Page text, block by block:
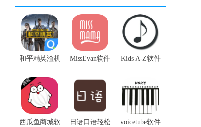
和平精英渣机
MissEvan软件 Kids A-Z软件
西瓜鱼商城软
日语口语轻松
voicetube软件